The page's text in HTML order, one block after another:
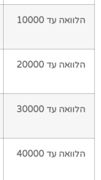
הלוואה עד 10000
הלוואה עד 20000
הלוואה עד 30000
הלוואה עד 40000